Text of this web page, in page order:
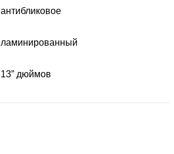
антибликовое
ламинированный
13” дюймов